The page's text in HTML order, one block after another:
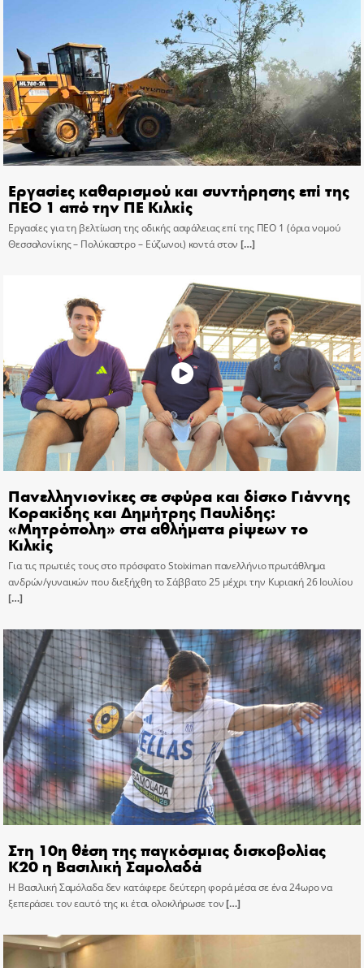
Εργασίες καθαρισμού και συντήρησης επί της
ΠΕΟ 1 από την ΠΕ Κιλκίς
Εργασίες για τη βελτίωση της οδικής ασφάλειας επί της ΠΕΟ 1 (όρια νομού
Θεσσαλονίκης – Πολύκαστρο – Εύζωνοι) κοντά στον […]
Πανελληνιονίκες σε σφύρα και δίσκο Γιάννης
Κορακίδης και Δημήτρης Παυλίδης:
«Μητρόπολη» στα αθλήματα ρίψεων το
Κιλκίς
Για τις πρωτιές τους στο πρόσφατο Stoiximan πανελλήνιο πρωτάθλημα
ανδρών/γυναικών που διεξήχθη το Σάββατο 25 μέχρι την Κυριακή 26 Ιουλίου
[…]
Στη 10η θέση της παγκόσμιας δισκοβολίας
Κ20 η Βασιλική Σαμολαδά
Η Βασιλική Σαμόλαδα δεν κατάφερε δεύτερη φορά μέσα σε ένα 24ωρο να
ξεπεράσει τον εαυτό της κι έτσι ολοκλήρωσε τον[…]